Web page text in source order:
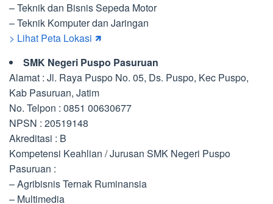
– Teknik dan Bisnis Sepeda Motor
– Teknik Komputer dan Jaringan
> Lihat Peta Lokasi 🡽
SMK Negeri Puspo Pasuruan
Alamat : Jl. Raya Puspo No. 05, Ds. Puspo, Kec Puspo,
Kab Pasuruan, Jatim
No. Telpon : 0851 00630677
NPSN : 20519148
Akreditasi : B
Kompetensi Keahlian / Jurusan SMK Negeri Puspo
Pasuruan :
– Agribisnis Ternak Ruminansia
– Multimedia